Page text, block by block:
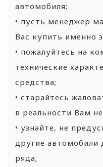
автомобиля;
• пусть менеджер
Вас купить именно
• пожалуйтесь на
технические
средства;
• старайтесь
в реальности Вам
• узнайте, не
другие автомобили
ряда;